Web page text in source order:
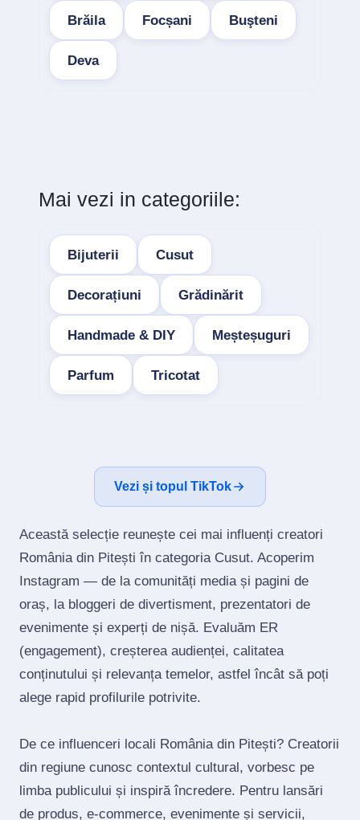
Brăila Focșani Buşteni
Deva
Mai vezi in categoriile:
Bijuterii Cusut
Decorațiuni Grădinărit
Handmade & DIY Meșteșuguri
Parfum Tricotat
Vezi și topul TikTok
Această selecție reunește cei mai influenți creatori
România din Pitești în categoria Cusut. Acoperim
Instagram — de la comunități media și pagini de
oraș, la bloggeri de divertisment, prezentatori de
evenimente și experți de nișă. Evaluăm ER
(engagement), creșterea audienței, calitatea
conținutului și relevanța temelor, astfel încât să poți
alege rapid profilurile potrivite.
De ce influenceri locali România din Pitești? Creatorii
din regiune cunosc contextul cultural, vorbesc pe
limba publicului și inspiră încredere. Pentru lansări
de produs, e‑commerce, evenimente și servicii,